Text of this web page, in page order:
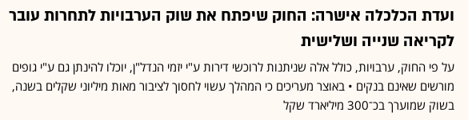
ועדת הכלכלה אישרה: החוק שיפתח את שוק הערבויות לתחרות עובר
לקריאה שנייה ושלישית
על פי החוק, ערבויות, כולל אלה שניתנות לרוכשי דירות ע"י יזמי הנדל"ן, יוכלו להינתן גם ע"י גופים
מורשים שאינם בנקים • באוצר מעריכים כי המהלך עשוי לחסוך לציבור מאות מיליוני שקלים בשנה,
בשוק שמוערך בכ־300 מיליארד שקל